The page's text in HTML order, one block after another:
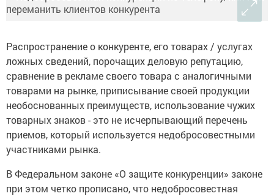
Распространение о конкуренте, его товарах / услугах
ложных сведений, порочащих деловую репутацию,
сравнение в рекламе своего товара с аналогичными
товарами на рынке, приписывание своей продукции
необоснованных преимуществ, использование чужих
товарных знаков - это не исчерпывающий перечень
приемов, который используется недобросовестными
участниками рынка.
В Федеральном законе «О защите конкуренции» законе
при этом четко прописано, что недобросовестная